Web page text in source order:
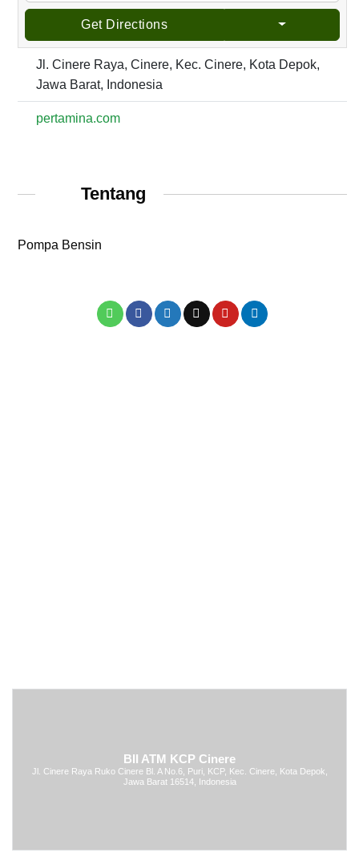
Get Directions
Jl. Cinere Raya, Cinere, Kec. Cinere, Kota Depok,
Jawa Barat, Indonesia
pertamina.com
Tentang
Pompa Bensin
BII ATM KCP Cinere
Jl. Cinere Raya Ruko Cinere Bl. A No.6, Puri, KCP, Kec. Cinere, Kota Depok,
Jawa Barat 16514, Indonesia